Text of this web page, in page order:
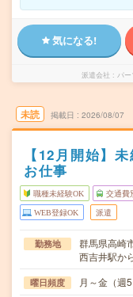
気になる!
派遣会社 パ
未読 掲載日 2026/08/07
【12月開始】
お仕事
職種未経験OK 交通費
WEB登録OK 派遣
勤務地
群馬県高崎
西吉井駅か
曜日頻度 月～金（